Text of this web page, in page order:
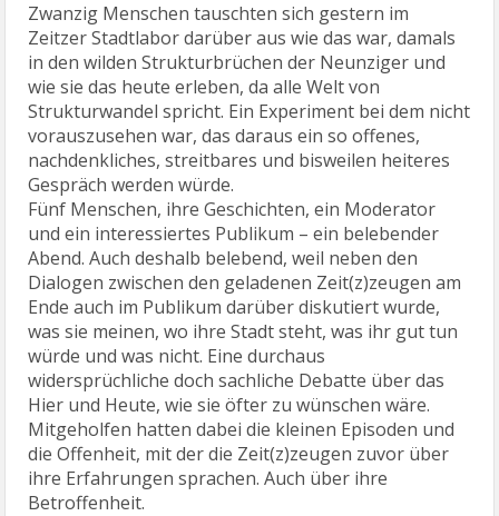
Zwanzig Menschen tauschten sich gestern im
Zeitzer Stadtlabor darüber aus wie das war, damals
in den wilden Strukturbrüchen der Neunziger und
wie sie das heute erleben, da alle Welt von
Strukturwandel spricht. Ein Experiment bei dem nicht
vorauszusehen war, das daraus ein so offenes,
nachdenkliches, streitbares und bisweilen heiteres
Gespräch werden würde.
Fünf Menschen, ihre Geschichten, ein Moderator
und ein interessiertes Publikum – ein belebender
Abend. Auch deshalb belebend, weil neben den
Dialogen zwischen den geladenen Zeit(z)zeugen am
Ende auch im Publikum darüber diskutiert wurde,
was sie meinen, wo ihre Stadt steht, was ihr gut tun
würde und was nicht. Eine durchaus
widersprüchliche doch sachliche Debatte über das
Hier und Heute, wie sie öfter zu wünschen wäre.
Mitgeholfen hatten dabei die kleinen Episoden und
die Offenheit, mit der die Zeit(z)zeugen zuvor über
ihre Erfahrungen sprachen. Auch über ihre
Betroffenheit.